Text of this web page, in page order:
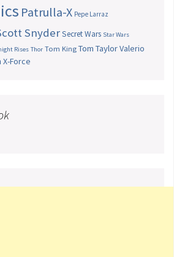
Patrulla-X Pepe Larraz
SnyderSecret Wars Star Wars
Rises Thor Tom King Tom TaylorValerio
X-Force